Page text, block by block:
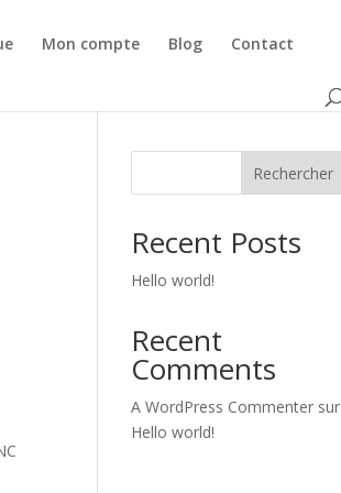
Mon compte Blog Contact
Rechercher
Recent Posts
Hello world!
Recent
Comments
A WordPress Commenter sur
Hello world!